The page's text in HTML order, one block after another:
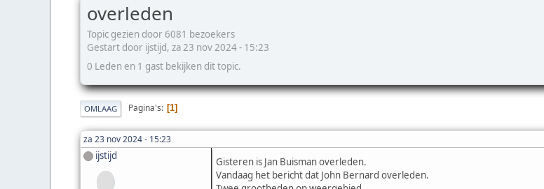
overleden
Topic gezien door 6081 bezoekers
Gestart door ijstijd, za 23 nov 2024 - 15:23
0 Leden en 1 gast bekijken dit topic.
OMLAAG Pagina's 1
za 23 nov 2024 - 15:23
ijstijd
Gisteren is Jan Buisman overleden.
Vandaag het bericht dat John Bernard overleden.